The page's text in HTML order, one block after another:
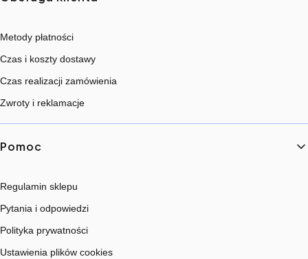
Metody płatności
Czas i koszty dostawy
Czas realizacji zamówienia
Zwroty i reklamacje
Pomoc
Regulamin sklepu
Pytania i odpowiedzi
Polityka prywatności
Ustawienia plików cookies